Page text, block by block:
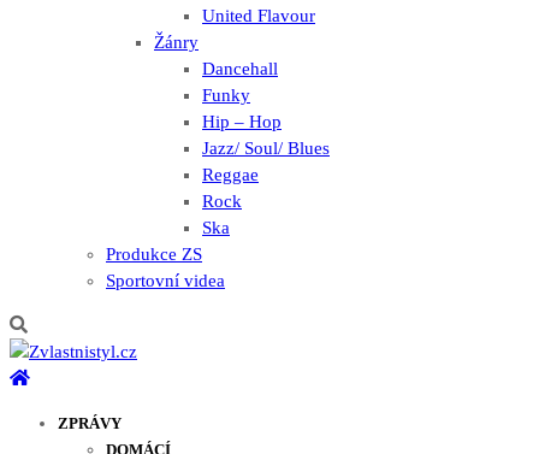
United Flavour
Žánry
Dancehall
Funky
Hip – Hop
Jazz/ Soul/ Blues
Reggae
Rock
Ska
Produkce ZS
Sportovní videa
ZPRÁVY
DOMÁCÍ